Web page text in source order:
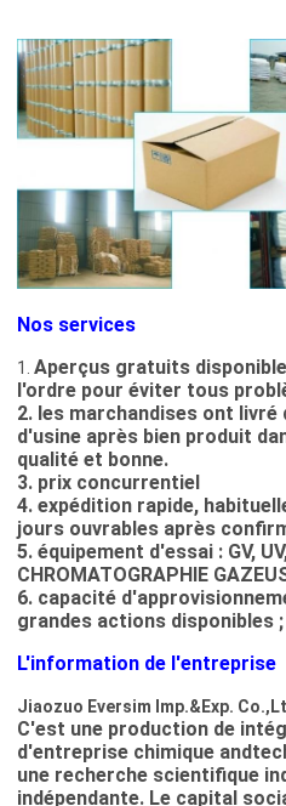
Nos services
1. Aperçus gratuits
l'ordre pour éviter tous
2. les marchandises ont
d'usine après bien produit
qualité et bonne.
3. prix concurrentiel
4. expédition rapide,
jours ouvrables après
5. équipement d'essai : GV,
CHROMATOGRAPHIE
6. capacité
grandes actions disponibles ;
L'information de l'entreprise
Jiaozuo Eversim Imp.&Exp.
C'est une production de
d'entreprise chimique
une recherche scientifique
indépendante. Le capital